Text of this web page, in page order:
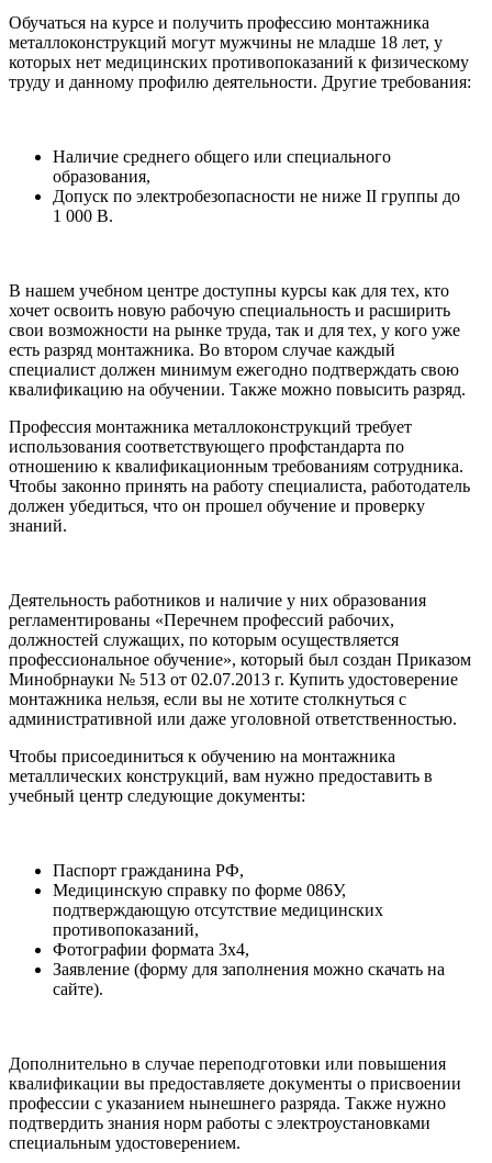
Обучаться на курсе и получить профессию монтажника
металлоконструкций могут мужчины не младше 18 лет, у
которых нет медицинских противопоказаний к физическому
труду и данному профилю деятельности. Другие требования:
Наличие среднего общего или специального
образования,
Допуск по электробезопасности не ниже II группы до
1 000 В.
В нашем учебном центре доступны курсы как для тех, кто
хочет освоить новую рабочую специальность и расширить
свои возможности на рынке труда, так и для тех, у кого уже
есть разряд монтажника. Во втором случае каждый
специалист должен минимум ежегодно подтверждать свою
квалификацию на обучении. Также можно повысить разряд.
Профессия монтажника металлоконструкций требует
использования соответствующего профстандарта по
отношению к квалификационным требованиям сотрудника.
Чтобы законно принять на работу специалиста, работодатель
должен убедиться, что он прошел обучение и проверку
знаний.
Деятельность работников и наличие у них образования
регламентированы «Перечнем профессий рабочих,
должностей служащих, по которым осуществляется
профессиональное обучение», который был создан Приказом
Минобрнауки № 513 от 02.07.2013 г. Купить удостоверение
монтажника нельзя, если вы не хотите столкнуться с
административной или даже уголовной ответственностью.
Чтобы присоединиться к обучению на монтажника
металлических конструкций, вам нужно предоставить в
учебный центр следующие документы:
Паспорт гражданина РФ,
Медицинскую справку по форме 086У,
подтверждающую отсутствие медицинских
противопоказаний,
Фотографии формата 3x4,
Заявление (форму для заполнения можно скачать на
сайте).
Дополнительно в случае переподготовки или повышения
квалификации вы предоставляете документы о присвоении
профессии с указанием нынешнего разряда. Также нужно
подтвердить знания норм работы с электроустановками
специальным удостоверением.